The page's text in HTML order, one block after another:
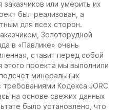
или умерить их
был реализован, а
для всех сторон.
Золоторудной
в «Павлике» очень
ставит перед собой
этого проекта мы выполнили
минеральных
Кодекса JORC
на основе свежих данных
было установлено, что